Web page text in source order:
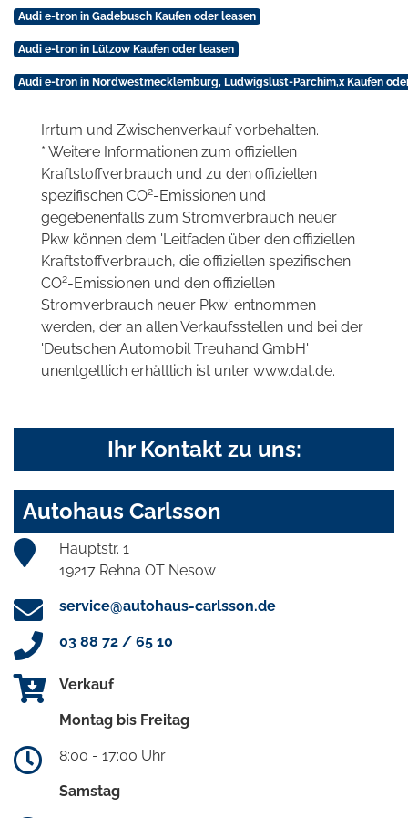
Audi e-tron in Gadebusch Kaufen oder leasen
Audi e-tron in Lützow Kaufen oder leasen
Audi e-tron in Nordwestmecklemburg, Ludwigslust-Parchim,x Kaufen
Irrtum und Zwischenverkauf vorbehalten.
* Weitere Informationen zum offiziellen
Kraftstoffverbrauch und zu den offiziellen
spezifischen CO2-Emissionen und
gegebenenfalls zum Stromverbrauch neuer
Pkw können dem 'Leitfaden über den offiziellen
Kraftstoffverbrauch, die offiziellen spezifischen
CO2-Emissionen und den offiziellen
Stromverbrauch neuer Pkw' entnommen
werden, der an allen Verkaufsstellen und bei der
'Deutschen Automobil Treuhand GmbH'
unentgeltlich erhältlich ist unter www.dat.de.
Ihr Kontakt zu uns:
Autohaus Carlsson
Hauptstr. 1
19217 Rehna OT Nesow
service@autohaus-carlsson.de
03 88 72 / 65 10
Verkauf
Montag bis Freitag
8:00 - 17:00 Uhr
Samstag